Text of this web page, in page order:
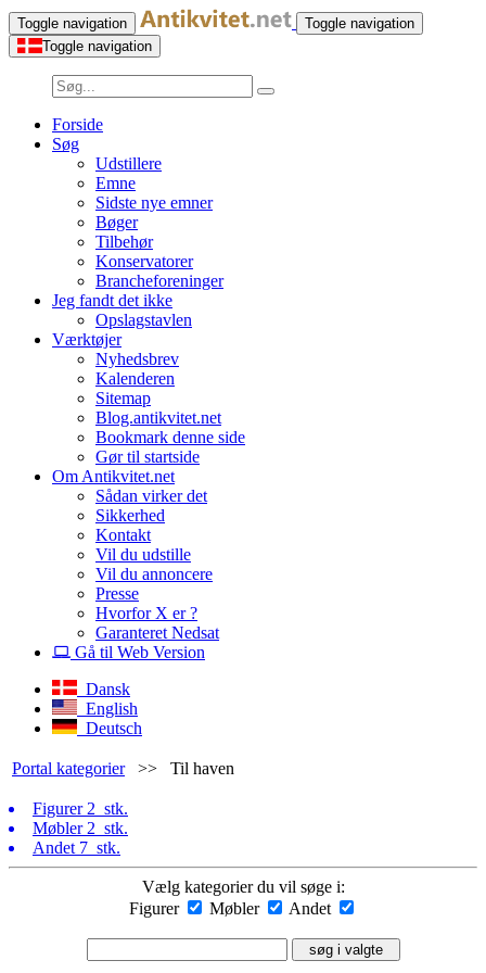
Toggle navigation
Toggle navigation
Toggle navigation
Forside
Søg
Udstillere
Emne
Sidste nye emner
Bøger
Tilbehør
Konservatorer
Brancheforeninger
Jeg fandt det ikke
Opslagstavlen
Værktøjer
Nyhedsbrev
Kalenderen
Sitemap
Blog.antikvitet.net
Bookmark denne side
Gør til startside
Om Antikvitet.net
Sådan virker det
Sikkerhed
Kontakt
Vil du udstille
Vil du annoncere
Presse
Hvorfor X er ?
Garanteret Nedsat
Gå til Web Version
Dansk
English
Deutsch
Portal kategorier >> Til haven
Figurer 2 stk.
Møbler 2 stk.
Andet 7 stk.
Vælg kategorier du vil søge i:
Figurer
Møbler Andet